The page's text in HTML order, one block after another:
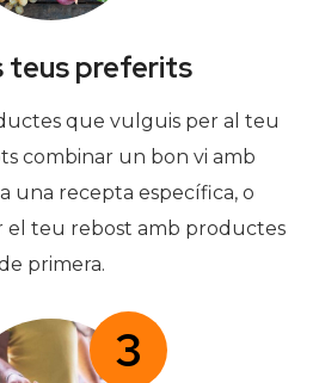
teus preferits
que vulguis per al teu
combinar un bon vi amb
una recepta específica, o
el teu rebost amb productes
primera.
3